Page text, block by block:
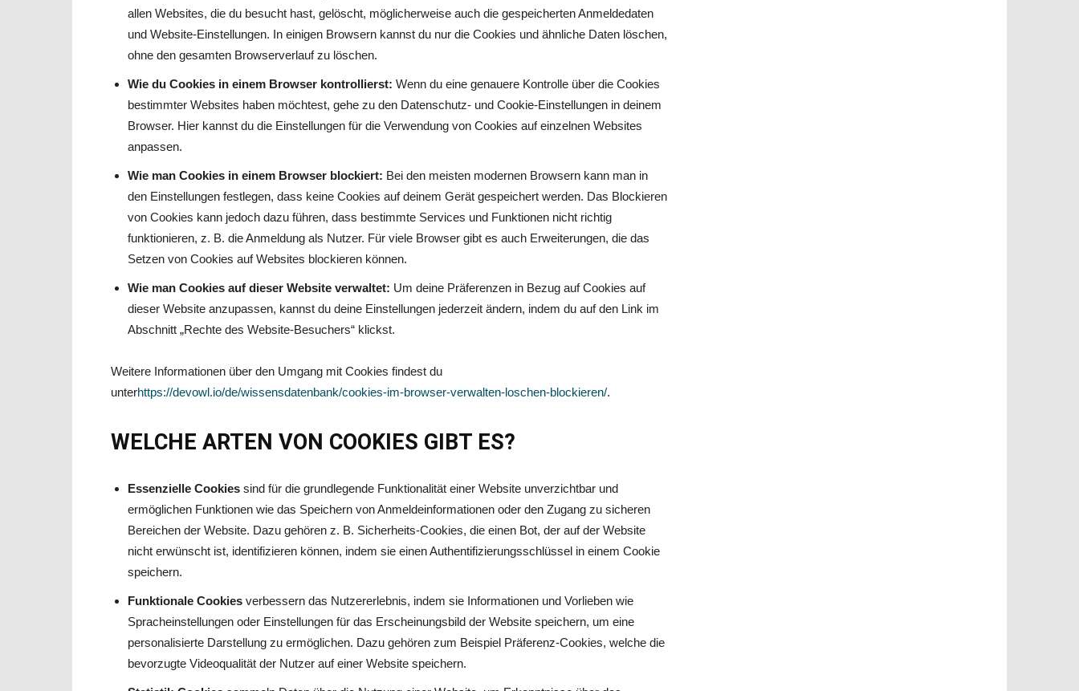
allen Websites, die du besucht hast, gelöscht, möglicherweise auch die gespeicherten Anmeldedaten
und Website-Einstellungen. In einigen Browsern kannst du nur die Cookies und ähnliche Daten löschen,
ohne den gesamten Browserverlauf zu löschen.
Wie du Cookies in einem Browser kontrollierst: Wenn du eine genauere Kontrolle über die Cookies
bestimmter Websites haben möchtest, gehe zu den Datenschutz- und Cookie-Einstellungen in deinem
Browser. Hier kannst du die Einstellungen für die Verwendung von Cookies auf einzelnen Websites
anpassen.
Wie man Cookies in einem Browser blockiert: Bei den meisten modernen Browsern kann man in
den Einstellungen festlegen, dass keine Cookies auf deinem Gerät gespeichert werden. Das Blockieren
von Cookies kann jedoch dazu führen, dass bestimmte Services und Funktionen nicht richtig
funktionieren, z. B. die Anmeldung als Nutzer. Für viele Browser gibt es auch Erweiterungen, die das
Setzen von Cookies auf Websites blockieren können.
Wie man Cookies auf dieser Website verwaltet: Um deine Präferenzen in Bezug auf Cookies auf
dieser Website anzupassen, kannst du deine Einstellungen jederzeit ändern, indem du auf den Link im
Abschnitt „Rechte des Website-Besuchers“ klickst.
Weitere Informationen über den Umgang mit Cookies findest du
unterhttps://devowl.io/de/wissensdatenbank/cookies-im-browser-verwalten-loschen-blockieren/.
WELCHE ARTEN VON COOKIES GIBT ES?
Essenzielle Cookies sind für die grundlegende Funktionalität einer Website unverzichtbar und
ermöglichen Funktionen wie das Speichern von Anmeldeinformationen oder den Zugang zu sicheren
Bereichen der Website. Dazu gehören z. B. Sicherheits-Cookies, die einen Bot, der auf der Website
nicht erwünscht ist, identifizieren können, indem sie einen Authentifizierungsschlüssel in einem Cookie
speichern.
Funktionale Cookies verbessern das Nutzererlebnis, indem sie Informationen und Vorlieben wie
Spracheinstellungen oder Einstellungen für das Erscheinungsbild der Website speichern, um eine
personalisierte Darstellung zu ermöglichen. Dazu gehören zum Beispiel Präferenz-Cookies, welche die
bevorzugte Videoqualität der Nutzer auf einer Website speichern.